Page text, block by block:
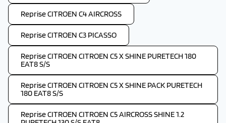
Reprise CITROEN C4 AIRCROSS
Reprise CITROEN C3 PICASSO
Reprise CITROEN CITROEN C5 X SHINE PURETECH 180
EAT8 S/S
Reprise CITROEN CITROEN C5 X SHINE PACK PURETECH
180 EAT8 S/S
Reprise CITROEN CITROEN C5 AIRCROSS SHINE 1.2